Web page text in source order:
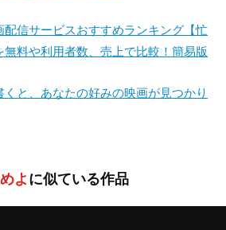
配信サービスおすすめランキング【忙
無料や利用者数、売上で比較！簡易版
と、あなたの好みの映画が見つかり
よに似ている作品